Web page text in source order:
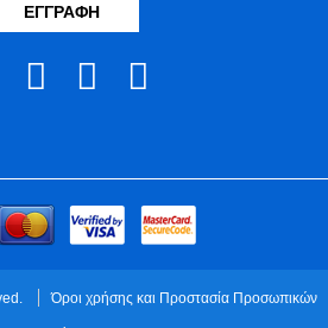
ΕΓΓΡΑΦΉ
Όροι χρήσης και Προστασία Προσωπικών